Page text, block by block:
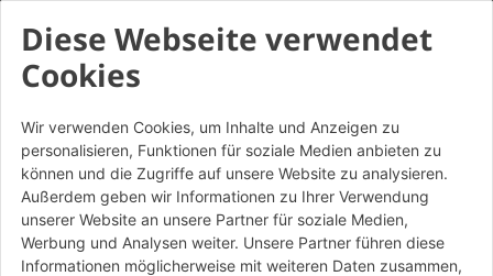
Diese Webseite verwendet
Cookies
Wir verwenden Cookies, um Inhalte und Anzeigen zu
personalisieren, Funktionen für soziale Medien anbieten zu
können und die Zugriffe auf unsere Website zu analysieren.
Außerdem geben wir Informationen zu Ihrer Verwendung
unserer Website an unsere Partner für soziale Medien,
Werbung und Analysen weiter. Unsere Partner führen diese
Informationen möglicherweise mit weiteren Daten zusammen,
Tavelloni 6x100 taglio
obliquo semplice e fianchi
sagomati a incastro